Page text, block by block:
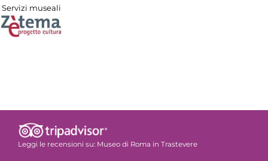
Servizi museali
Leggi le recensioni su: Museo di Roma in Trastevere